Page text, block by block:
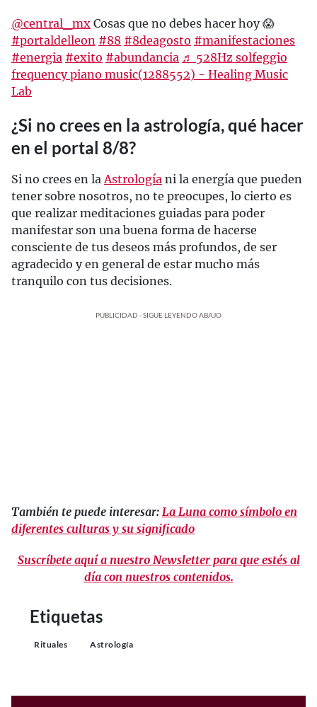
@central_mx Cosas que no debes hacer hoy 😱
#portaldelleon #88 #8deagosto #manifestaciones
#energia #exito #abundancia ♬ 528Hz solfeggio
frequency piano music(1288552) - Healing Music
Lab
¿Si no crees en la astrología, qué hacer
en el portal 8/8?
Si no crees en la Astrología ni la energía que pueden
tener sobre nosotros, no te preocupes, lo cierto es
que realizar meditaciones guiadas para poder
manifestar son una buena forma de hacerse
consciente de tus deseos más profundos, de ser
agradecido y en general de estar mucho más
tranquilo con tus decisiones.
PUBLICIDAD - SIGUE LEYENDO ABAJO
También te puede interesar: La Luna como símbolo en
diferentes culturas y su significado
Suscríbete aquí a nuestro Newsletter para que estés al
día con nuestros contenidos.
Etiquetas
Rituales Astrología